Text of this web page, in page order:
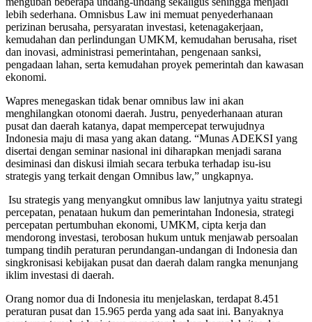
lebih sederhana. Omnisbus Law ini memuat penyederhanaan
perizinan berusaha, persyaratan investasi, ketenagakerjaan,
kemudahan dan perlindungan UMKM, kemudahan berusaha, riset
dan inovasi, administrasi pemerintahan, pengenaan sanksi,
pengadaan lahan, serta kemudahan proyek pemerintah dan kawasan
ekonomi.
Wapres menegaskan tidak benar omnibus law ini akan
menghilangkan otonomi daerah. Justru, penyederhanaan aturan
pusat dan daerah katanya, dapat mempercepat terwujudnya
Indonesia maju di masa yang akan datang. “Munas ADEKSI yang
disertai dengan seminar nasional ini diharapkan menjadi sarana
desiminasi dan diskusi ilmiah secara terbuka terhadap isu-isu
strategis yang terkait dengan Omnibus law,” ungkapnya.
Isu strategis yang menyangkut omnibus law lanjutnya yaitu strategi
percepatan, penataan hukum dan pemerintahan Indonesia, strategi
percepatan pertumbuhan ekonomi, UMKM, cipta kerja dan
mendorong investasi, terobosan hukum untuk menjawab persoalan
tumpang tindih peraturan perundangan-undangan di Indonesia dan
singkronisasi kebijakan pusat dan daerah dalam rangka menunjang
iklim investasi di daerah.
Orang nomor dua di Indonesia itu menjelaskan, terdapat 8.451
peraturan pusat dan 15.965 perda yang ada saat ini. Banyaknya